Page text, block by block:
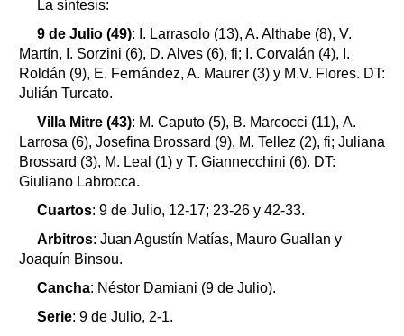
La síntesis:
9 de Julio (49): I. Larrasolo (13), A. Althabe (8), V.
Martín, I. Sorzini (6), D. Alves (6), fi; I. Corvalán (4), I.
Roldán (9), E. Fernández, A. Maurer (3) y M.V. Flores. DT:
Julián Turcato.
Villa Mitre (43): M. Caputo (5), B. Marcocci (11), A.
Larrosa (6), Josefina Brossard (9), M. Tellez (2), fi; Juliana
Brossard (3), M. Leal (1) y T. Giannecchini (6). DT:
Giuliano Labrocca.
Cuartos: 9 de Julio, 12-17; 23-26 y 42-33.
Arbitros: Juan Agustín Matías, Mauro Guallan y
Joaquín Binsou.
Cancha: Néstor Damiani (9 de Julio).
Serie: 9 de Julio, 2-1.